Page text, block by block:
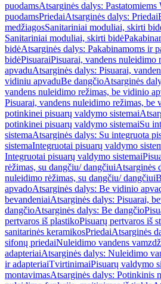
puodamsAtsarginės dalys: Pastatomiems
puodamsPriedaiAtsarginės dalys: Priedai
medžiagosSanitariniai moduliai, skirti
Sanitariniai moduliai, skirti bidė
bidėAtsarginės dalys: Pakabinamoms ir
bidėPisuaraiPisuarai, vandens nuleidimo
apvaduAtsarginės dalys: Pisuarai,
vidiniu apvaduBe dangčioAtsarginės
vandens nuleidimo režimas, be vidinio
Pisuarai, vandens nuleidimo režimas, be
potinkinei pisuarų valdymo sistemai
potinkinei pisuarų valdymo sistemaiSu
sistemaAtsarginės dalys: Su integruota
sistemaIntegruotai pisuarų valdymo
Integruotai pisuarų valdymo sistemai
rėžimas, su dangčiu/ dangčiuiAtsarginės
nuleidimo rėžimas, su dangčiu/ dangčiui
apvadoAtsarginės dalys: Be vidinio
bevandeniaiAtsarginės dalys: Pisuarai,
dangčioAtsarginės dalys: Be dangčio
pertvaros iš plastikoPisuarų pertvaros iš
sanitarinės keramikosPriedaiAtsarginės
sifonų priedaiNuleidimo vandens
adapteriaiAtsarginės dalys: Nuleidimo
ir adapteriaiTvirtinimaiPisuarų valdymo
montavimasAtsarginės dalys: Potinkinis